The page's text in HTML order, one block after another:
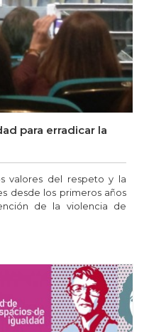
para erradicar la
valores del respeto y la
desde los primeros años
de la violencia de